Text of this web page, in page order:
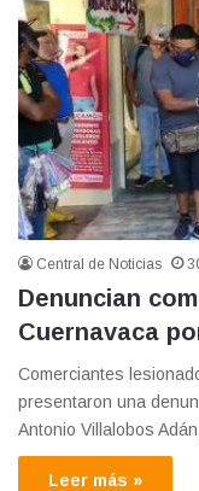
Central de Noticias
Denuncian
Cuernavaca
Comerciantes
presentaron una
Antonio Villalobos
Leer más »